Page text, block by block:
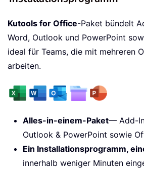
Kutools for Office-Paket bündelt
Word, Outlook und PowerPoint
ideal für Teams, die mit mehreren
arbeiten.
Alles-in-einem-Paket— Add-
Outlook & PowerPoint sowie
Ein Installationsprogramm,
innerhalb weniger Minuten